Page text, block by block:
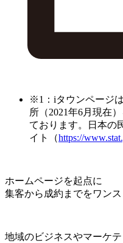
※1：iタウンページ
所（2021年6月現在
ております。日本の
イト（https://
ホームページを起点に
集客から成約までをワン
地域のビジネスやマーケ